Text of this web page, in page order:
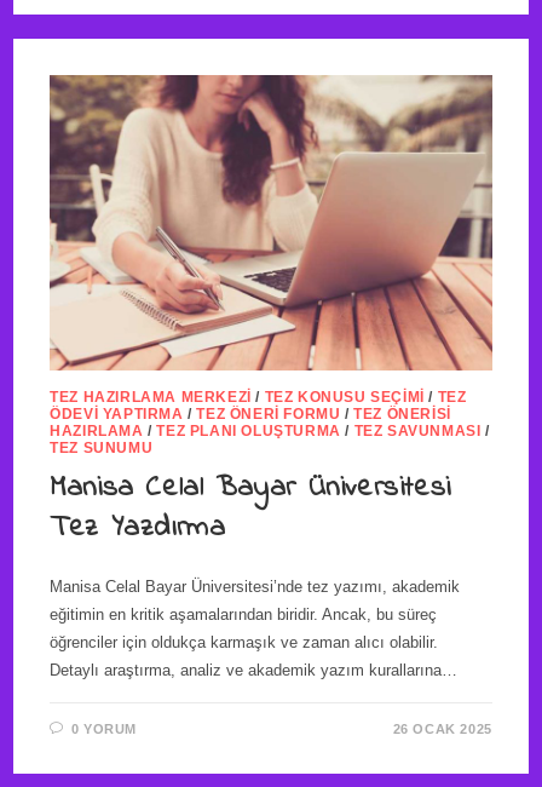
TEZ HAZIRLAMA MERKEZI / TEZ KONUSU SEÇIMI / TEZ
ÖDEVI YAPTIRMA /TEZ ÖNERI FORMU /TEZ ÖNERISI
HAZIRLAMA /TEZ PLANI OLUŞTURMA / TEZ SAVUNMASI /
TEZ SUNUMU
Manisa Celal Bayar Üniversitesi
Tez Yazdırma
Manisa Celal Bayar Üniversitesi’nde tez yazımı, akademik
eğitimin en kritik aşamalarından biridir. Ancak, bu süreç
öğrenciler için oldukça karmaşık ve zaman alıcı olabilir.
Detaylı araştırma, analiz ve akademik yazım kurallarına…
0 YORUM 26 OCAK 2025